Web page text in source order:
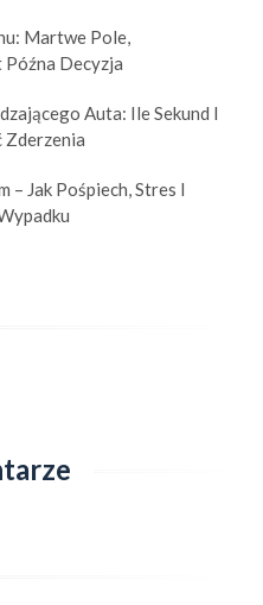
Martwe Pole,
Decyzja
Auta: Ile Sekund I
Zderzenia
– Jak Pośpiech, Stres I